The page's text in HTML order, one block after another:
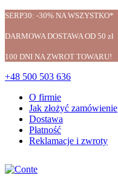
SERP30: -30% NA WSZYSTKO*
DARMOWA DOSTAWA OD 50 zł
100 DNI NA ZWROT TOWARU!
+48 500 503 636
O firmie
Jak złożyć zamówienie
Dostawa
Płatność
Reklamacje i zwroty